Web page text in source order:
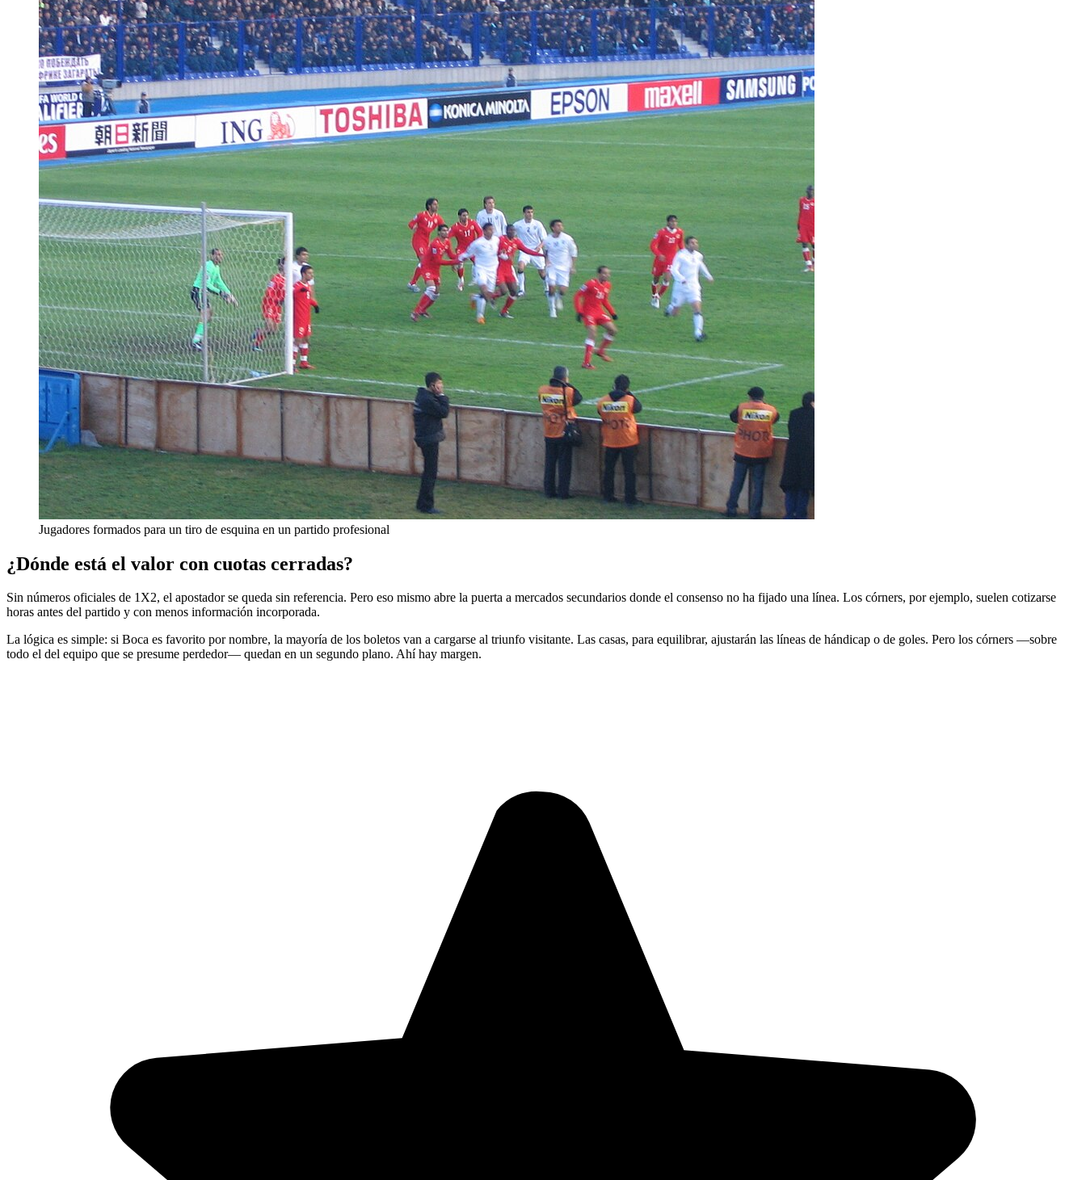
Jugadores formados para un tiro de esquina en un partido profesional
¿Dónde está el valor con cuotas cerradas?
Sin números oficiales de 1X2, el apostador se queda sin referencia. Pero eso mismo abre la puerta a mercados secundarios donde el consenso no ha fijado una línea. Los córners, por ejemplo, suelen cotizarse
horas antes del partido y con menos información incorporada.
La lógica es simple: si Boca es favorito por nombre, la mayoría de los boletos van a cargarse al triunfo visitante. Las casas, para equilibrar, ajustarán las líneas de hándicap o de goles. Pero los córners —sobre
todo el del equipo que se presume perdedor— quedan en un segundo plano. Ahí hay margen.